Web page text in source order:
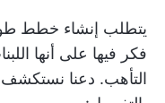
يتطلب إنشاء خطط
فكر فيها على أنها
التأهب. دعنا